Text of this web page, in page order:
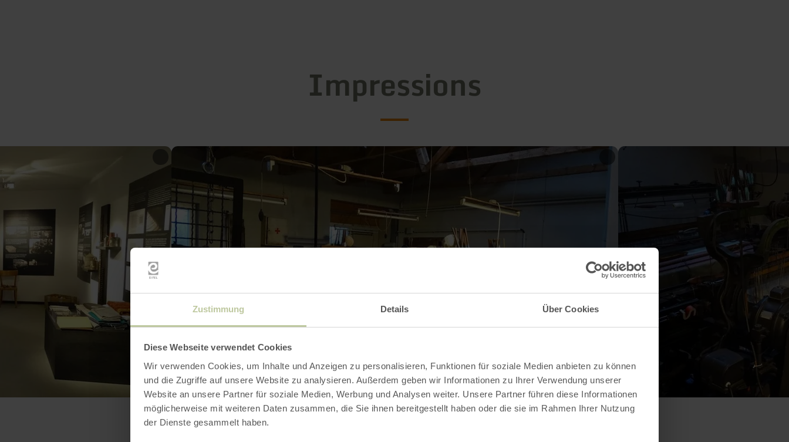
Zustimmung Details Über Cookies
Diese Webseite verwendet Cookies
Wir verwenden Cookies, um Inhalte und Anzeigen zu personalisieren, Funktionen für soziale Medien anbieten zu können
und die Zugriffe auf unsere Website zu analysieren. Außerdem geben wir Informationen zu Ihrer Verwendung unserer
Website an unsere Partner für soziale Medien, Werbung und Analysen weiter. Unsere Partner führen diese Informationen
möglicherweise mit weiteren Daten zusammen, die Sie ihnen bereitgestellt haben oder die sie im Rahmen Ihrer Nutzung
der Dienste gesammelt haben.
Impressions